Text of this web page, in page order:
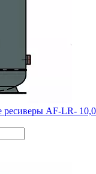
ресиверы AF-LR-